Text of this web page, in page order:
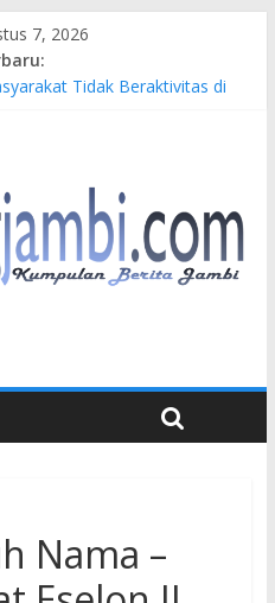
7, 2026
Tidak Beraktivitas di
Wirausaha Muda Melalui
Kapolda Jambi Kunjungi
Tenis Antar Alumni
Nama –